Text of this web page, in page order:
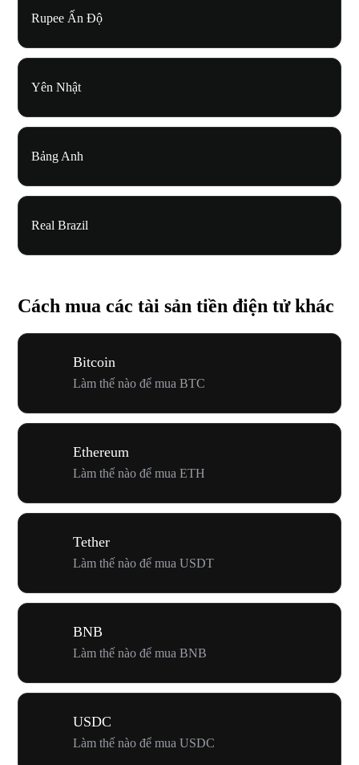
Rupee Ấn Độ
Yên Nhật
Bảng Anh
Real Brazil
Cách mua các tài sản tiền điện tử khác
Bitcoin
Làm thế nào để mua BTC
Ethereum
Làm thế nào để mua ETH
Tether
Làm thế nào để mua USDT
BNB
Làm thế nào để mua BNB
USDC
Làm thế nào để mua USDC